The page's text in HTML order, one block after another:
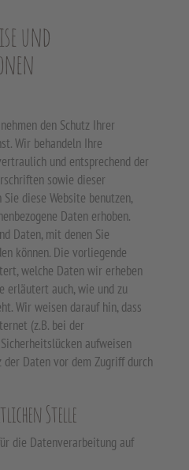
und
den Schutz Ihrer
Wir behandeln Ihre
und entsprechend der
sowie dieser
diese Website benutzen,
Daten erhoben.
Daten, mit denen Sie
können. Die vorliegende
welche Daten wir erheben
erläutert auch, wie und zu
Wir weisen darauf hin, dass
(z.B. bei der
aufweisen
der Daten vor dem Zugriff durch
Stelle
die Datenverarbeitung auf